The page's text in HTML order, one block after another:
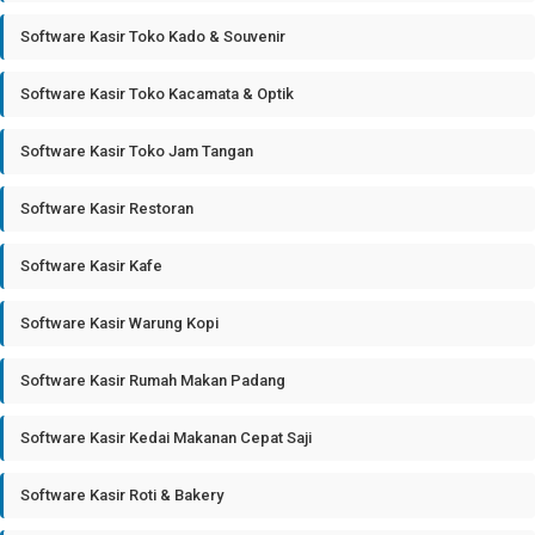
Software Kasir Toko Kado & Souvenir
Software Kasir Toko Kacamata & Optik
Software Kasir Toko Jam Tangan
Software Kasir Restoran
Software Kasir Kafe
Software Kasir Warung Kopi
Software Kasir Rumah Makan Padang
Software Kasir Kedai Makanan Cepat Saji
Software Kasir Roti & Bakery